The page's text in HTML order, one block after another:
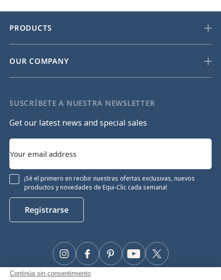
Continúa sin consentimiento
PRODUCTS
OUR COMPANY
SUSCRÍBETE A NUESTRA NEWSLETTER
Get our latest news and special sales
¡Sé el primero en recibir nuestras ofertas exclusivas, nuevos
productos y novedades de Equi-Clic cada semana!
Registrarse
Facebook Twitter
YouTube
Pinterest
Instagram